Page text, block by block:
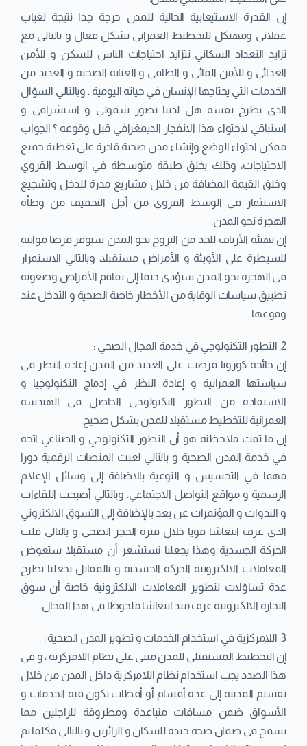
إن القدرة الاستيعابية الحالية للمدن حرجة جدا نتيجة لغياب
عقلاني ومهيكل للتخطيط العمراني بشكل فعال و بالتالي مع
تزايد التعداد السكاني تتزايد احتياجات الناس للسكن و للأمن
الغذائي و للأمن المائي و الطاقي و العناية الصحية و العديد من
الخدمات التي يحتاجها الإنسان في حياته اليومية . وبالتالي السؤال
الذي يطرح نفسه هل لدينا تصور شمولي و استشرافي و
استباقي لاحتواء هذا الانفجار الديمغرافي قبل وقوعه ؟ الجواب
ممكن احتواء الوضع وإنشاء مدن صحية قادرة على تغطية جميع
الاحتياجات، وذلك بخلق طبقة متوسطة في الوسط القروي
وخلق القيمة المضافة من خلال مشاريع مدرة للدخل وتشجيع
الاستثمار في الوسط القروي من أجل التخفيف من وطأة
الهجرة نحو المدن.
إن تهيئة الأرياف للحد من النزوح نحو المدن سيوفر فرصا مواتية
للسيطرة على الأوبئة و الأمراض مستقبلا، وبالتالي الاستمرار
في الهجرة نحو المدن سيؤدي حتما إلى تفاقم الأمراض وصعوبة
تطبيق سياسات الوقاية من الأخطار خاصة الصحية و التدخل عند
وقوعها.
2. التطور التكنولوجي في خدمة المجال الصحي :
إن جائحة كورونا فرضت على العديد من المدن إعادة النظر في
سياستها العمرانية و إعادة النظر في إدماج التكنولوجيا و
الاستفادة من التطور التكنولوجي الحاصل في الهندسة
العمرانية للتخطيط مستقبلا للمدن بشكل صحيح.
إن ما تمت ملاحظته هو أن التطور التكنولوجي و الصناعي اتجه
في خدمة المدن الصحية و بالتالي لعبت المنصات الرقمية دورا
مهما في التحسيس و التوعية بالاضافة إلى وسائل الإعلام
الرسمية و مواقع التواصل الاجتماعي. وبالتالي أصبحت اللقاءات
و الندوات و المؤتمرات عن بعد بالإضافة إلى التسوق الالكتروني
الذي عرف انتعاشا قويا خلال فترة الحجر الصحي و بالتالي قلت
الحركة الجسدية وهذا يجعلنا نستشعر أن مستقبلا ستعوض
المعاملات الالكترونية الحركة الجسدية و بالمقابل يجعلنا نطرح
عدة تساؤلات لتطوير المعاملات الالكترونية خاصة أن سوق
التجارة الالكترونية عرف منذ انتعاشا ملحوظا في هذا المجال.
3. اللامركزية في استخدام الخدمات و تطوير المدن الصحية :
إن التخطيط المستقبلي للمدن مبني على نظام اللامركزية ، و في
هذا الصدد يجب استخدام نظام اللامركزية داخل المدن من خلال
تقسيم المدينة إلى عدة أقسام أو أقطاب تكون فيه الخدمات و
الأسواق ضمن مسافات متباعدة ومطروقة للراجلين مما
يسمح في ضمان صحة جيدة للسكان و الزائرين و بالتالي فكلما تم